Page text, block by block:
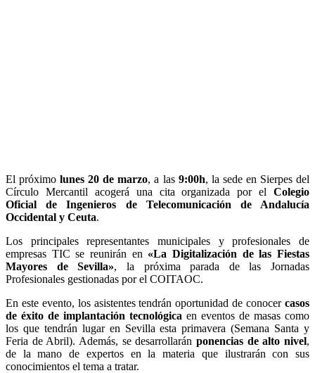
El próximolunes 20 de marzo, a las 9:00h, la sede en Sierpes del
Círculo Mercantil acogerá una cita organizada por el Colegio
Oficial de Ingenieros de Telecomunicación de Andalucía
Occidental y Ceuta.
Los principales representantes municipales y profesionales de
empresas TIC se reunirán en «La Digitalización de las Fiestas
Mayores de Sevilla», la próxima parada de las Jornadas
Profesionales gestionadas por el COITAOC.
En este evento, los asistentes tendrán oportunidad de conocer casos
de éxito de implantación tecnológica en eventos de masas como
los que tendrán lugar en Sevilla esta primavera (Semana Santa y
Feria de Abril). Además, se desarrollarán ponencias de alto nivel,
de la mano de expertos en la materia que ilustrarán con sus
conocimientos el tema a tratar.